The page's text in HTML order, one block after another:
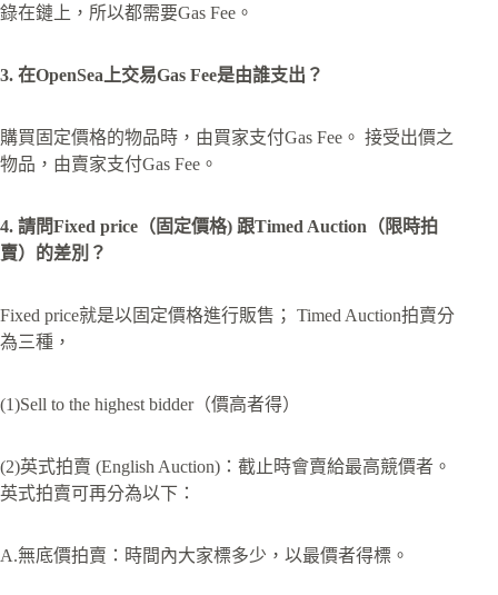
錄在鏈上，所以都需要Gas Fee。
3. 在OpenSea上交易Gas Fee是由誰支出？
購買固定價格的物品時，由買家支付Gas Fee。 接受出價之
物品，由賣家支付Gas Fee。
4. 請問Fixed price（固定價格) 跟Timed Auction（限時拍
賣）的差別？
Fixed price就是以固定價格進行販售； Timed Auction拍賣分
為三種，
(1)Sell to the highest bidder（價高者得）
(2)英式拍賣 (English Auction)：截止時會賣給最高競價者。
英式拍賣可再分為以下：
A.無底價拍賣：時間內大家標多少，以最價者得標。